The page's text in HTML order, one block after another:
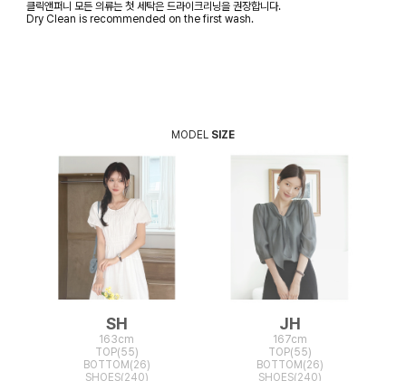
클릭앤퍼니 모든 의류는 첫 세탁은 드라이크리닝을 권장합니다.
Dry Clean is recommended on the first wash.
MODEL SIZE
SH
163cm
TOP(55)
BOTTOM(26)
SHOES(240)
JH
167cm
TOP(55)
BOTTOM(26)
SHOES(240)